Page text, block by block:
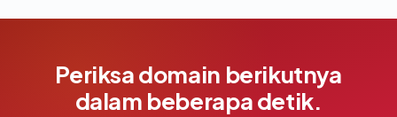
Periksa domain berikutnya
dalam beberapa detik.